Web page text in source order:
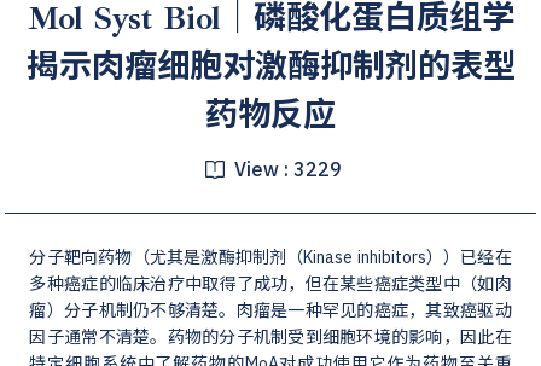
Mol Syst Biol｜磷酸化蛋白质组学
揭示肉瘤细胞对激酶抑制剂的表型
药物反应
View : 3229
分子靶向药物（尤其是激酶抑制剂（Kinase inhibitors））已经在
多种癌症的临床治疗中取得了成功，但在某些癌症类型中（如肉
瘤）分子机制仍不够清楚。肉瘤是一种罕见的癌症，其致癌驱动
因子通常不清楚。药物的分子机制受到细胞环境的影响，因此在